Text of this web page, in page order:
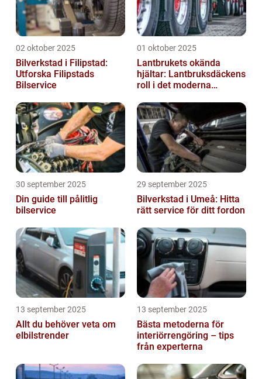
02 oktober 2025
Bilverkstad i Filipstad:
Utforska Filipstads
Bilservice
01 oktober 2025
Lantbrukets okända
hjältar: Lantbruksdäckens
roll i det moderna
30 september 2025
Din guide till pålitlig
bilservice
29 september 2025
Bilverkstad i Umeå: Hitta
rätt service för ditt fordon
13 september 2025
Allt du behöver veta om
elbilstrender
13 september 2025
Bästa metoderna för
interiörrengöring – tips
från experterna